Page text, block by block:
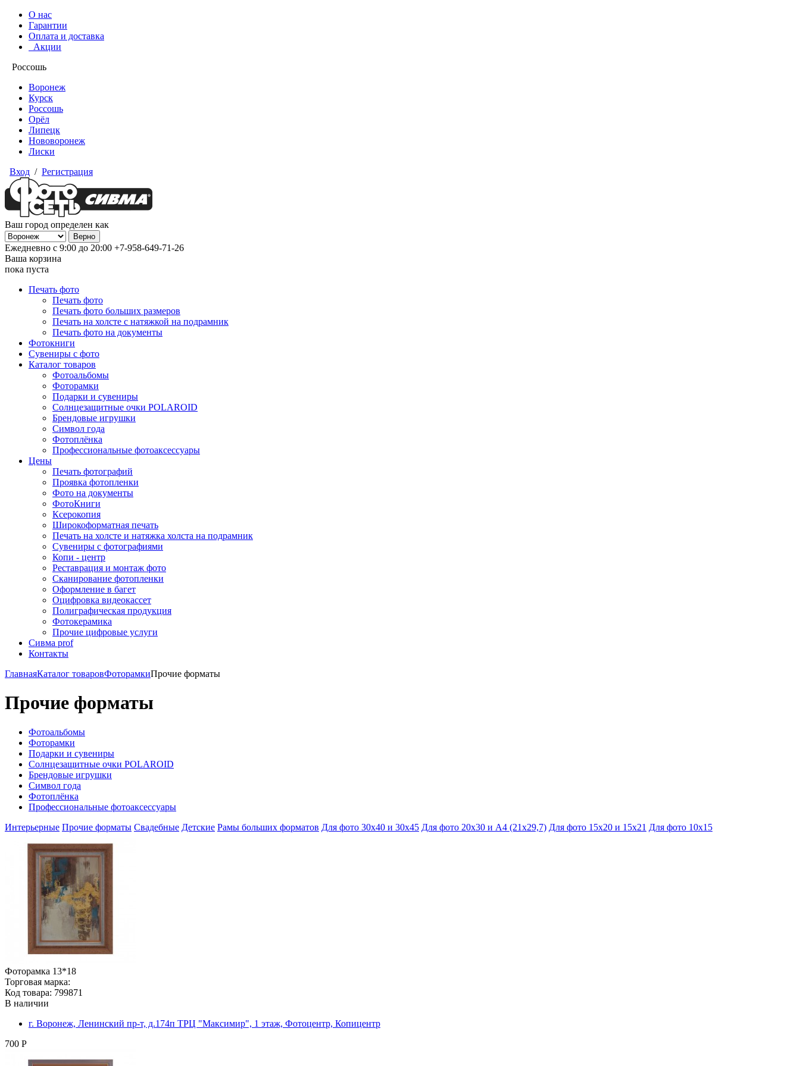
О нас
Гарантии
Оплата и доставка
Акции
Россошь
Воронеж
Курск
Россошь
Орёл
Липецк
Нововоронеж
Лиски
Вход / Регистрация
Ваш город определен как
Ежедневно с 9:00 до 20:00 +7-958-649-71-26
Ваша корзина
пока пуста
Печать фото
Печать фото
Печать фото больших размеров
Печать на холсте с натяжкой на подрамник
Печать фото на документы
Фотокниги
Сувениры с фото
Каталог товаров
Фотоальбомы
Фоторамки
Подарки и сувениры
Солнцезащитные очки POLAROID
Брендовые игрушки
Символ года
Фотоплёнка
Профессиональные фотоаксессуары
Цены
Печать фотографий
Проявка фотопленки
Фото на документы
ФотоКниги
Ксерокопия
Широкоформатная печать
Печать на холсте и натяжка холста на подрамник
Сувениры с фотографиями
Копи - центр
Реставрация и монтаж фото
Сканирование фотопленки
Оформление в багет
Оцифровка видеокассет
Полиграфическая продукция
Фотокерамика
Прочие цифровые услуги
Сивма prof
Контакты
ГлавнаяКаталог товаровФоторамкиПрочие форматы
Прочие форматы
Фотоальбомы
Фоторамки
Подарки и сувениры
Солнцезащитные очки POLAROID
Брендовые игрушки
Символ года
Фотоплёнка
Профессиональные фотоаксессуары
Интерьерные Прочие форматы Свадебные Детские Рамы больших форматов Для фото 30х40 и 30х45 Для фото 20х30 и А4 (21х29,7) Для фото 15х20 и 15х21 Для фото 10х15
Фоторамка 13*18
Торговая марка:
Код товара: 799871
В наличии
г. Воронеж, Ленинский пр-т, д.174п ТРЦ "Максимир", 1 этаж, Фотоцентр, Копицентр
700 Р